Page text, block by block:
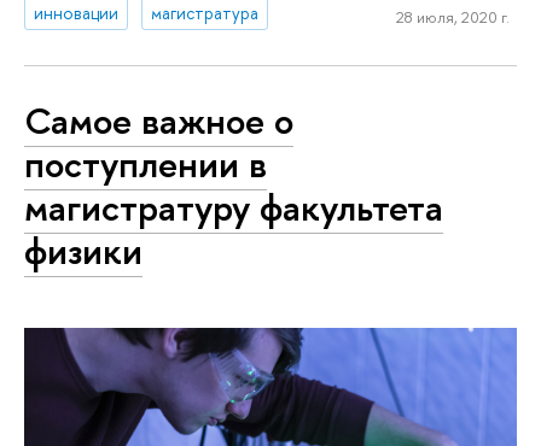
инновации
магистратура 28 июля, 2020 г.
Самое важное о
поступлении в
магистратуру факультета
физики